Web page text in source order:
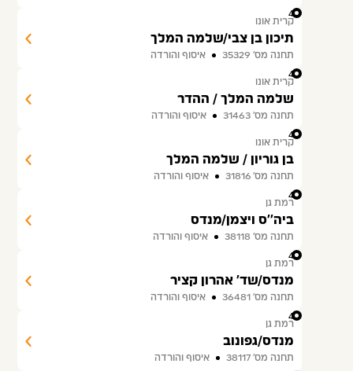
44
קרית אונו
תיכון בן צבי/שלמה המלך
תחנה מס׳ 35329 איסוף והורדה
45
קרית אונו
שלמה המלך / ההדר
תחנה מס׳ 31463 איסוף והורדה
46
קרית אונו
בן גוריון / שלמה המלך
תחנה מס׳ 31816 איסוף והורדה
47
רמת גן
ביה''ס ויצמן/מנדס
תחנה מס׳ 38118 איסוף והורדה
48
רמת גן
מנדס/שד' אהרון קציר
תחנה מס׳ 36481 איסוף והורדה
49
רמת גן
מנדס/גפונוב
תחנה מס׳ 38117 איסוף והורדה